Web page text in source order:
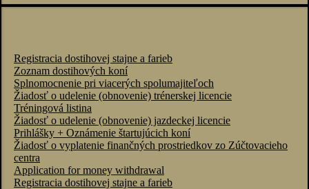
Registracia dostihovej stajne a farieb
Zoznam dostihových koní
Splnomocnenie pri viacerých spolumajiteľoch
Žiadosť o udelenie (obnovenie) trénerskej licencie
Tréningová listina
Žiadosť o udelenie (obnovenie) jazdeckej licencie
Prihlášky + Oznámenie štartujúcich koní
Žiadosť o vyplatenie finančných prostriedkov zo Zúčtovacieho
centra
Application for money withdrawal
Registracia dostihovej stajne a farieb